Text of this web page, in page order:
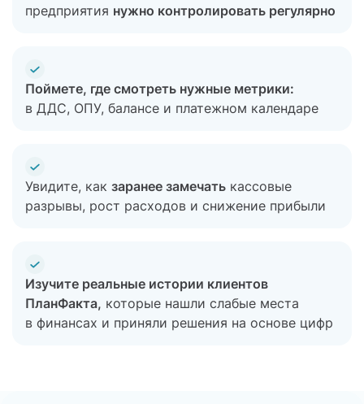
предприятия нужно контролировать регулярно
Поймете, где смотреть нужные метрики:
в ДДС, ОПУ, балансе и платежном календаре
Увидите, как заранее замечать кассовые
разрывы, рост расходов и снижение прибыли
Изучите реальные истории клиентов
ПланФакта, которые нашли слабые места
в финансах и приняли решения на основе цифр